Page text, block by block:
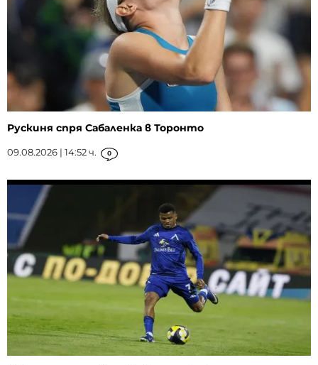
Рускиня спря Сабаленка в Торонто
09.08.2026 | 14:52 ч. 0